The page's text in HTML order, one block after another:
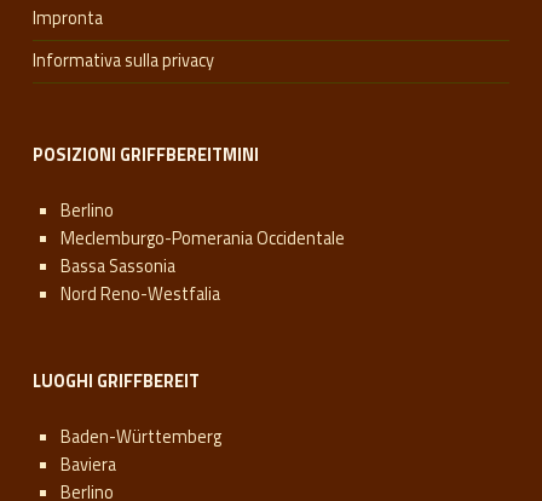
Impronta
Informativa sulla privacy
POSIZIONI GRIFFBEREITMINI
Berlino
Meclemburgo-Pomerania Occidentale
Bassa Sassonia
Nord Reno-Westfalia
LUOGHI GRIFFBEREIT
Baden-Württemberg
Baviera
Berlino